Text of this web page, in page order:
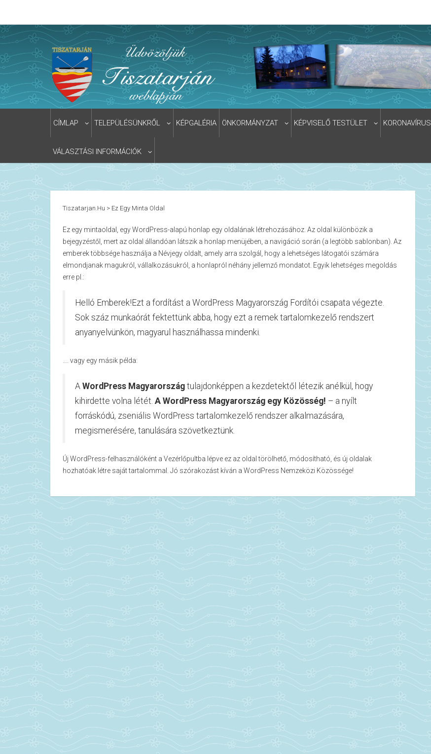
CÍMLAP TELEPÜLÉSÜNKRŐL KÉPGALÉRIA ÖNKORMÁNYZAT KÉPVISELŐ TESTÜLET KORONAVÍRUS
VÁLASZTÁSI INFORMÁCIÓK
Tiszatarjan.hu > Ez Egy Minta Oldal
Ez egy mintaoldal, egy WordPress-alapú honlap egy oldalának létrehozásához. Az oldal különbözik a
bejegyzéstől, mert az oldal állandóan látszik a honlap menüjében, a navigáció során (a legtöbb sablonban). Az
emberek többsége használja a Névjegy oldalt, amely arra szolgál, hogy a lehetséges látogatói számára
elmondjanak magukról, vállalkozásukról, a honlapról néhány jellemző mondatot. Egyik lehetséges megoldás
erre pl.:
Helló Emberek!Ezt a fordítást a WordPress Magyarország Fordítói csapata végezte.
Sok száz munkaórát fektettünk abba, hogy ezt a remek tartalomkezelő rendszert
anyanyelvünkön, magyarul használhassa mindenki.
…. vagy egy másik példa:
A WordPress Magyarország tulajdonképpen a kezdetektől létezik anélkül, hogy
kihirdette volna létét. A WordPress Magyarország egy Közösség! – a nyílt
forráskódú, zseniális WordPress tartalomkezelő rendszer alkalmazására,
megismerésére, tanulására szövetkeztünk.
Új WordPress-felhasználóként a Vezérlőpultba lépve ez az oldal törölhető, módosítható, és új oldalak
hozhatóak létre saját tartalommal. Jó szórakozást kíván a WordPress Nemzeközi Közössége!